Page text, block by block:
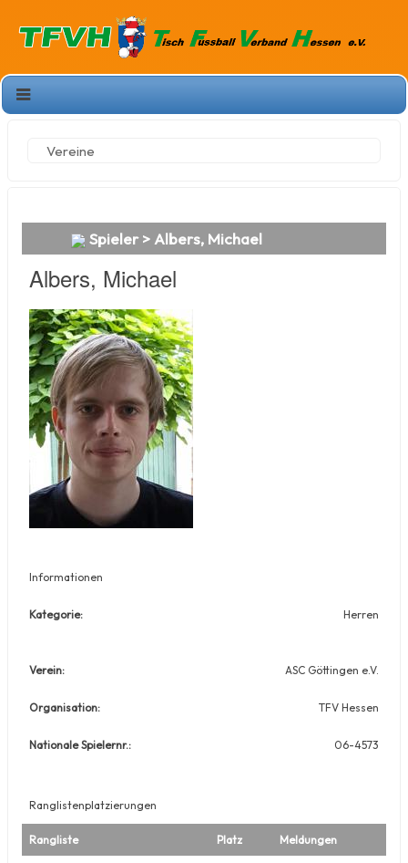
Vereine
Spieler > Albers, Michael
Albers, Michael
Informationen
Kategorie: Herren
Verein: ASC Göttingen e.V.
Organisation: TFV Hessen
Nationale Spielernr.: 06-4573
Ranglistenplatzierungen
Rangliste Platz Meldungen